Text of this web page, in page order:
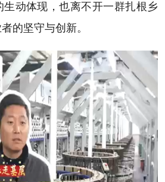
动体现，也离不开一群扎根乡
的坚守与创新。